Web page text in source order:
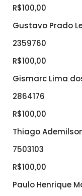
R$100,00
Gustavo Prado
2359760
R$100,00
Gismarc Lima
2864176
R$100,00
Thiago
7503103
R$100,00
Paulo Henrique